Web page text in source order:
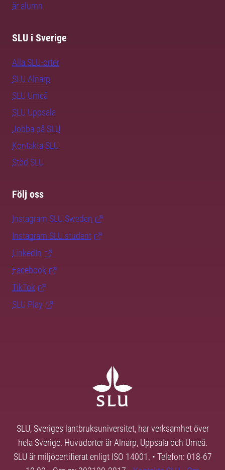
är alumn
SLU i Sverige
Alla SLU-orter
SLU Alnarp
SLU Umeå
SLU Uppsala
Jobba på SLU
Kontakta SLU
Stöd SLU
Följ oss
Instagram SLU.Sweden
Instagram SLU.student
LinkedIn
Facebook
TikTok
SLU Play
SLU, Sveriges lantbruksuniversitet, har verksamhet över
hela Sverige. Huvudorter är Alnarp, Uppsala och Umeå.
SLU är miljöcertifierat enligt ISO 14001. • Telefon: 018-67